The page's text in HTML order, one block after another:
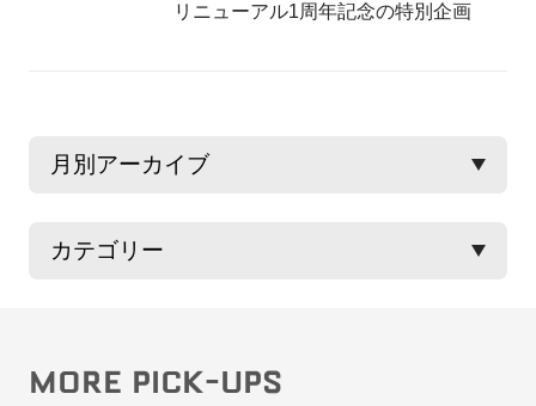
リニューアル1周年記念の特別企画
MORE PICK-UPS